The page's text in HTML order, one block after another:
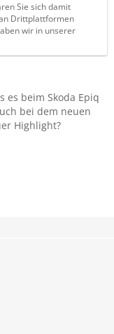
Sie sich damit
Drittplattformen
wir in unserer
es beim Skoda Epiq
bei dem neuen
Highlight?